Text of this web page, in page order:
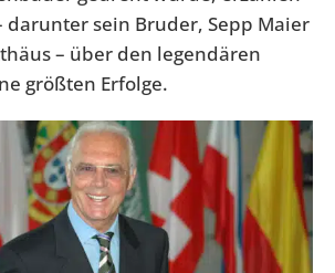
darunter sein Bruder, Sepp Maier
– über den legendären
größten Erfolge.